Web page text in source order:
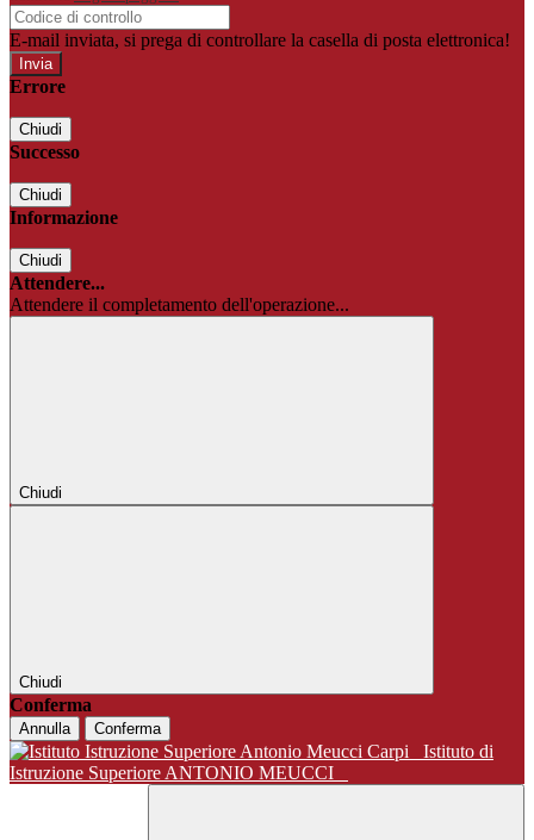
E-mail inviata, si prega di controllare la casella di posta elettronica!
Errore
Chiudi
Successo
Chiudi
Informazione
Chiudi
Attendere...
Attendere il completamento dell'operazione...
Chiudi
Chiudi
Conferma
Annulla Conferma
Istituto di
Istruzione Superiore ANTONIO MEUCCI